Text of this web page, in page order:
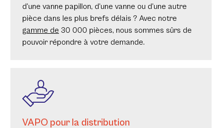
d’une vanne papillon, d’une vanne ou d’une autre
pièce dans les plus brefs délais ? Avec notre
gamme de 30 000 pièces, nous sommes sûrs de
pouvoir répondre à votre demande.
VAPO pour la distribution